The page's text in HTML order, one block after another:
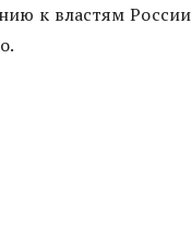
к властям России